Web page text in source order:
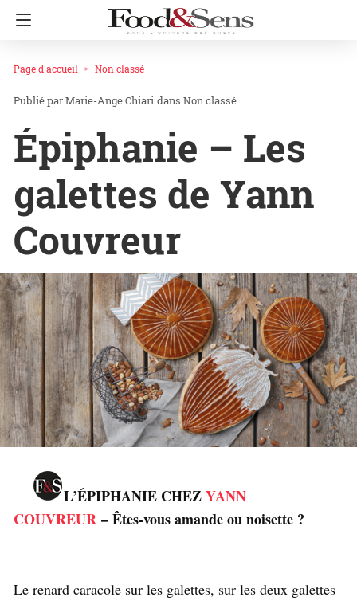
Page d'accueil Non classé
Marie-Ange Chiari dans Non classé
Épiphanie – Les
galettes de Yann
Couvreur
L’ÉPIPHANIE CHEZYANN
COUVREUR – Êtes-vous amande ou noisette ?
Le renard caracole sur les galettes, sur les deux galettes